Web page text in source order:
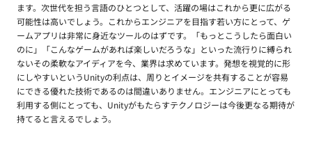
ます。次世代を担う言語のひとつとして、活躍の場はこれから更に広がる
可能性は高いでしょう。これからエンジニアを目指す若い方にとって、ゲ
ームアプリは非常に身近なツールのはずです。「もっとこうしたら面白い
のに」「こんなゲームがあれば楽しいだろうな」といった流行りに縛られ
ないその柔軟なアイディアを今、業界は求めています。発想を視覚的に形
にしやすいというUnityの利点は、周りとイメージを共有することが容易
にできる優れた技術であるのは間違いありません。エンジニアにとっても
利用する側にとっても、Unityがもたらすテクノロジーは今後更なる期待が
持てると言えるでしょう。